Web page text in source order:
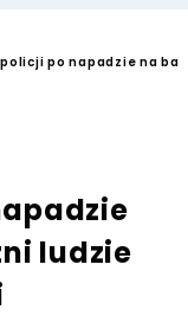
po napadzie na
ludzie